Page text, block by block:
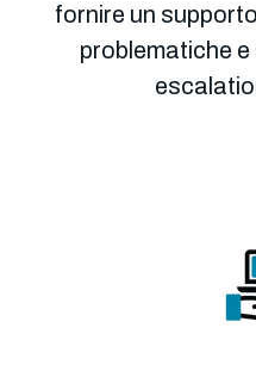
fornire un
problematiche